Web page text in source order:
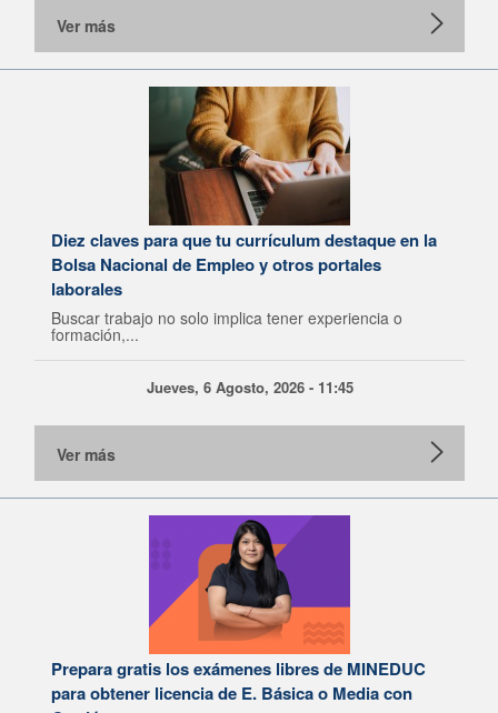
Ver más
Diez claves para que tu currículum destaque en la
Bolsa Nacional de Empleo y otros portales
laborales
Buscar trabajo no solo implica tener experiencia o
formación,...
Jueves, 6 Agosto, 2026 - 11:45
Ver más
Prepara gratis los exámenes libres de MINEDUC
para obtener licencia de E. Básica o Media con